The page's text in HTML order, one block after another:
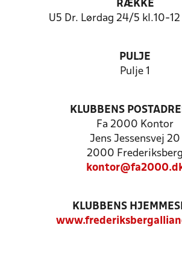
RÆKKE
U5 Dr. Lørdag 24/5 kl.10-
PULJE
Pulje 1
KLUBBENS
Fa 2000 Kontor
Jens Jessensvej 20
2000 Frederiksberg
KLUBBENS